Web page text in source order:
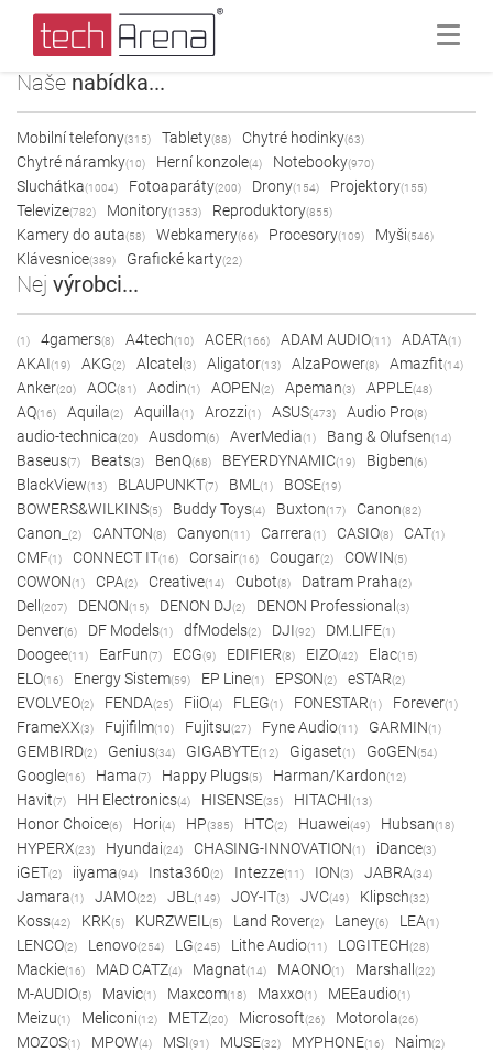
Naše nabídka...
Mobilní telefony(315) Tablety(88) Chytré hodinky(63)
Chytré náramky(10) Herní konzole(4) Notebooky(970)
Sluchátka(1004) Fotoaparáty(200) Drony(154) Projektory(155)
Televize(782) Monitory(1353) Reproduktory(855)
Kamery do auta(58) Webkamery(66) Procesory(109) Myši(546)
Klávesnice(389) Grafické karty(22)
Nej výrobci...
(1) 4gamers(8) A4tech(10) ACER(166) ADAM AUDIO(11) ADATA(1)
AKAI(19) AKG(2) Alcatel (3) Aligator(13) AlzaPower(8) Amazfit(14)
Anker(20) AOC(81) Aodin(1) AOPEN(2) Apeman(3) APPLE(48)
AQ(16) Aquila(2) Aquilla(1) Arozzi(1) ASUS(473) Audio Pro(8)
audio-technica(20) Ausdom(6) AverMedia(1) Bang & Olufsen(14)
Baseus(7) Beats(3) BenQ(68) BEYERDYNAMIC(19) Bigben(6)
BlackView(13) BLAUPUNKT(7) BML (1) BOSE(19)
BOWERS&WILKINS(5) Buddy Toys(4) Buxton(17) Canon(82)
Canon_ (2) CANTON(8) Canyon(11) Carrera(1) CASIO(8) CAT(1)
CMF(1) CONNECT IT(16) Corsair(16) Cougar(2) COWIN(5)
COWON(1) CPA(2) Creative(14) Cubot(8) Datram Praha(2)
Dell (207) DENON(15) DENON DJ(2) DENON Professional (3)
Denver(6) DF Models(1) dfModels(2) DJI(92) DM.LIFE(1)
Doogee(11) EarFun(7) ECG(9) EDIFIER(8) EIZO(42) Elac(15)
ELO(16) Energy Sistem(59) EP Line(1) EPSON(2) eSTAR(2)
EVOLVEO(2) FENDA(25) FiiO(4) FLEG(1) FONESTAR(1) Forever(1)
FrameXX(3) Fujifilm(10) Fujitsu(27) Fyne Audio(11) GARMIN(1)
GEMBIRD(2) Genius(34) GIGABYTE(12) Gigaset(1) GoGEN(54)
Google(16) Hama(7) Happy Plugs(5) Harman/Kardon(12)
Havit(7) HH Electronics(4) HISENSE(35) HITACHI(13)
Honor Choice(6) Hori(4) HP(385) HTC(2) Huawei(49) Hubsan(18)
HYPERX(23) Hyundai(24) CHASING-INNOVATION(1) iDance(3)
iGET(2) iiyama(94) Insta360(2) Intezze(11) ION(3) JABRA(34)
Jamara(1) JAMO(22) JBL (149) JOY-IT(3) JVC(49) Klipsch(32)
Koss(42) KRK(5) KURZWEIL (5) Land Rover(2) Laney(6) LEA(1)
LENCO(2) Lenovo(254) LG(245) Lithe Audio(11) LOGITECH(28)
Mackie(16) MAD CATZ(4) Magnat(14) MAONO(1) Marshall (22)
M-AUDIO(5) Mavic(1) Maxcom(18) Maxxo(1) MEEaudio(1)
Meizu(1) Meliconi(12) METZ(20) Microsoft(26) Motorola(26)
MOZOS(1) MPOW(4) MSI(91) MUSE(32) MYPHONE(16) Naim(2)